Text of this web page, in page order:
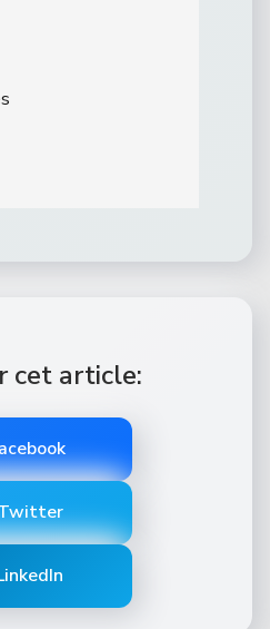
cet article: